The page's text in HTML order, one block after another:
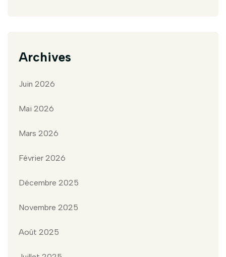
Archives
Juin 2026
Mai 2026
Mars 2026
Février 2026
Décembre 2025
Novembre 2025
Août 2025